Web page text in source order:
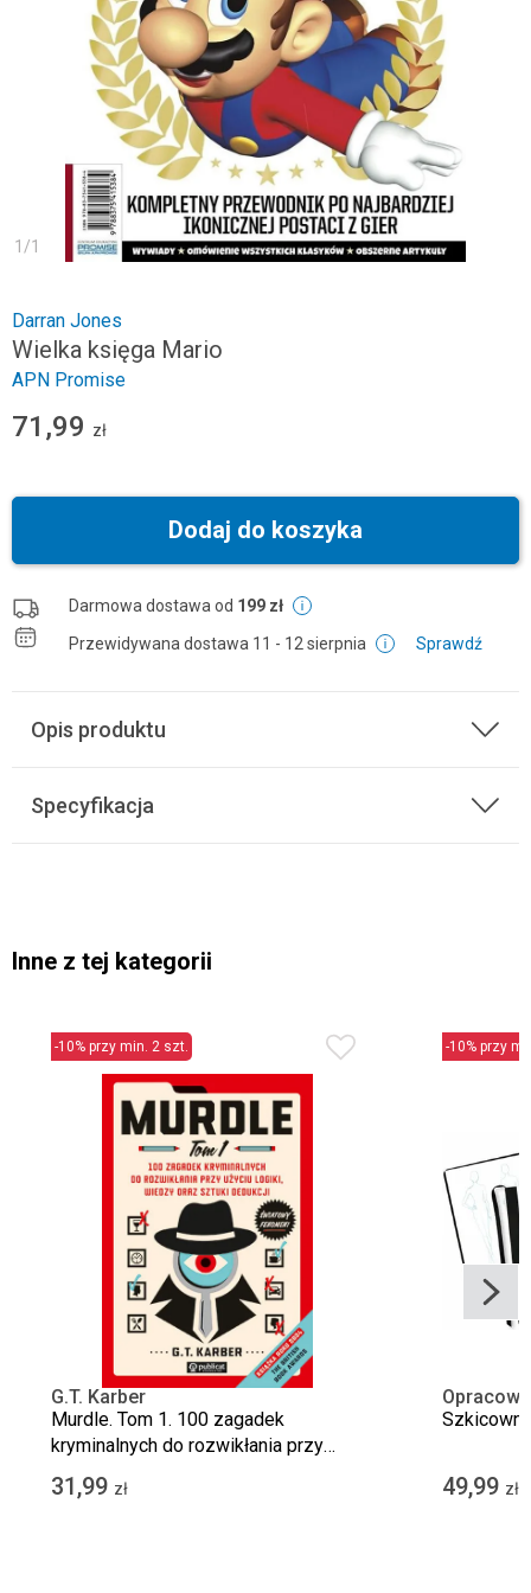
1 /1
Darran Jones
Wielka księga Mario
APN Promise
71,99 zł
Dodaj do koszyka
Darmowa dostawa od 199 zł
Przewidywana dostawa 11 - 12 sierpnia Sprawdź
Opis produktu
Specyfikacja
Inne z tej kategorii
-10% przy min. 2 szt.
G.T. Karber
Murdle. Tom 1. 100 zagadek
kryminalnych do rozwikłania przy
użyciu logiki, wiedzy oraz sztuki
dedukcji
31,99 zł
-10% przy
49,99 zł